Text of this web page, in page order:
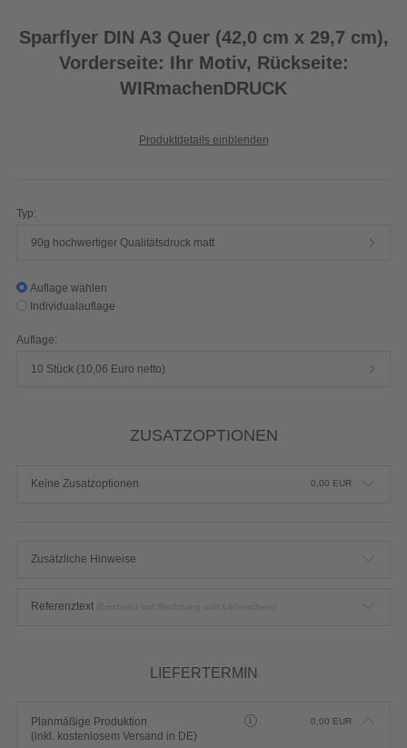
Sparflyer DIN A3 Quer (42,0 cm x 29,7 cm),
Vorderseite: Ihr Motiv, Rückseite:
WIRmachenDRUCK
Produktdetails einblenden
Typ:
90g hochwertiger Qualitätsdruck matt
Auflage wählen
Individualauflage
Auflage:
10 Stück (10,06 Euro netto)
ZUSATZOPTIONEN
Keine Zusatzoptionen 0,00 EUR
Zusätzliche Hinweise
Referenztext
LIEFERTERMIN
Planmäßige Produktion
(inkl. kostenlosem Versand in DE)
0,00 EUR